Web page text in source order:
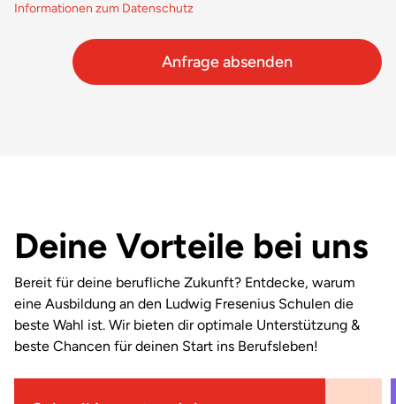
Informationen zum Datenschutz
Deine Vorteile bei uns
Bereit für deine berufliche Zukunft? Entdecke, warum
eine Ausbildung an den Ludwig Fresenius Schulen die
beste Wahl ist. Wir bieten dir optimale Unterstützung &
beste Chancen für deinen Start ins Berufsleben!